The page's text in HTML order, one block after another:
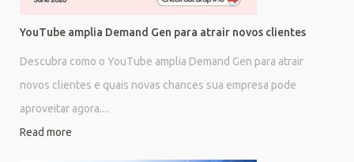
YouTube amplia Demand Gen para atrair novos clientes
Descubra como o YouTube amplia Demand Gen para atrair
novos clientes e quais novas chances sua empresa pode
aproveitar agora....
Read more